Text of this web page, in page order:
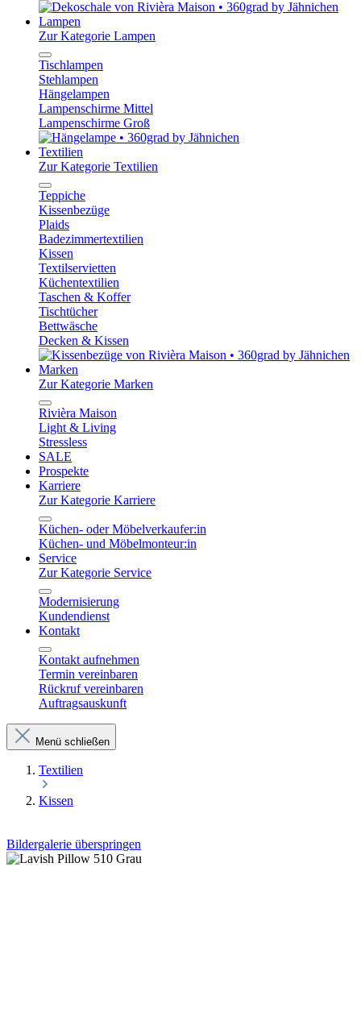
Lampen
Zur Kategorie Lampen
Tischlampen
Stehlampen
Hängelampen
Lampenschirme Mittel
Lampenschirme Groß
Textilien
Zur Kategorie Textilien
Teppiche
Kissenbezüge
Plaids
Badezimmertextilien
Kissen
Textilservietten
Küchentextilien
Taschen & Koffer
Tischtücher
Bettwäsche
Decken & Kissen
Marken
Zur Kategorie Marken
Rivièra Maison
Light & Living
Stressless
SALE
Prospekte
Karriere
Zur Kategorie Karriere
Küchen- oder Möbelverkaufer:in
Küchen- und Möbelmonteur:in
Service
Zur Kategorie Service
Modernisierung
Kundendienst
Kontakt
Kontakt aufnehmen
Termin vereinbaren
Rückruf vereinbaren
Auftragsauskunft
Menü schließen
Textilien
Kissen
Bildergalerie überspringen